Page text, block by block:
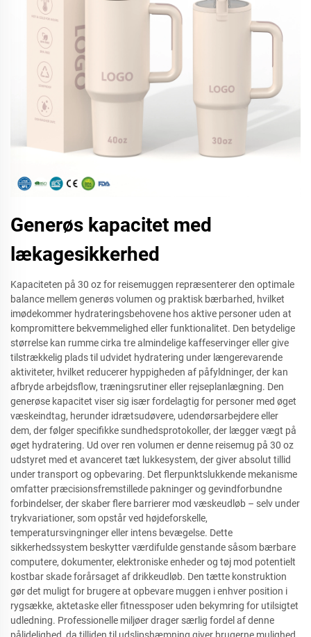
Generøs kapacitet med
lækagesikkerhed
Kapaciteten på 30 oz for reisemuggen repræsenterer den optimale
balance mellem generøs volumen og praktisk bærbarhed, hvilket
imødekommer hydrateringsbehovene hos aktive personer uden at
kompromittere bekvemmelighed eller funktionalitet. Den betydelige
størrelse kan rumme cirka tre almindelige kaffeservinger eller give
tilstrækkelig plads til udvidet hydratering under længerevarende
aktiviteter, hvilket reducerer hyppigheden af påfyldninger, der kan
afbryde arbejdsflow, træningsrutiner eller rejseplanlægning. Den
generøse kapacitet viser sig især fordelagtig for personer med øget
væskeindtag, herunder idrætsudøvere, udendørsarbejdere eller
dem, der følger specifikke sundhedsprotokoller, der lægger vægt på
øget hydratering. Ud over ren volumen er denne reisemug på 30 oz
udstyret med et avanceret tæt lukkesystem, der giver absolut tillid
under transport og opbevaring. Det flerpunktslukkende mekanisme
omfatter præcisionsfremstillede pakninger og gevindforbundne
forbindelser, der skaber flere barrierer mod væskeudløb – selv under
trykvariationer, som opstår ved højdeforskelle,
temperatursvingninger eller intens bevægelse. Dette
sikkerhedssystem beskytter værdifulde genstande såsom bærbare
computere, dokumenter, elektroniske enheder og tøj mod potentielt
kostbar skade forårsaget af drikkeudløb. Den tætte konstruktion
gør det muligt for brugere at opbevare muggen i enhver position i
rygsække, aktetaske eller fitnessposer uden bekymring for utilsigtet
udledning. Professionelle miljøer drager særlig fordel af denne